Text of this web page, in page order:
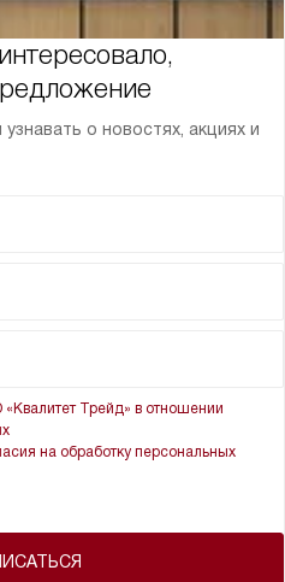
о новостях, акциях и
Трейд» в отношении
на обработку персональных